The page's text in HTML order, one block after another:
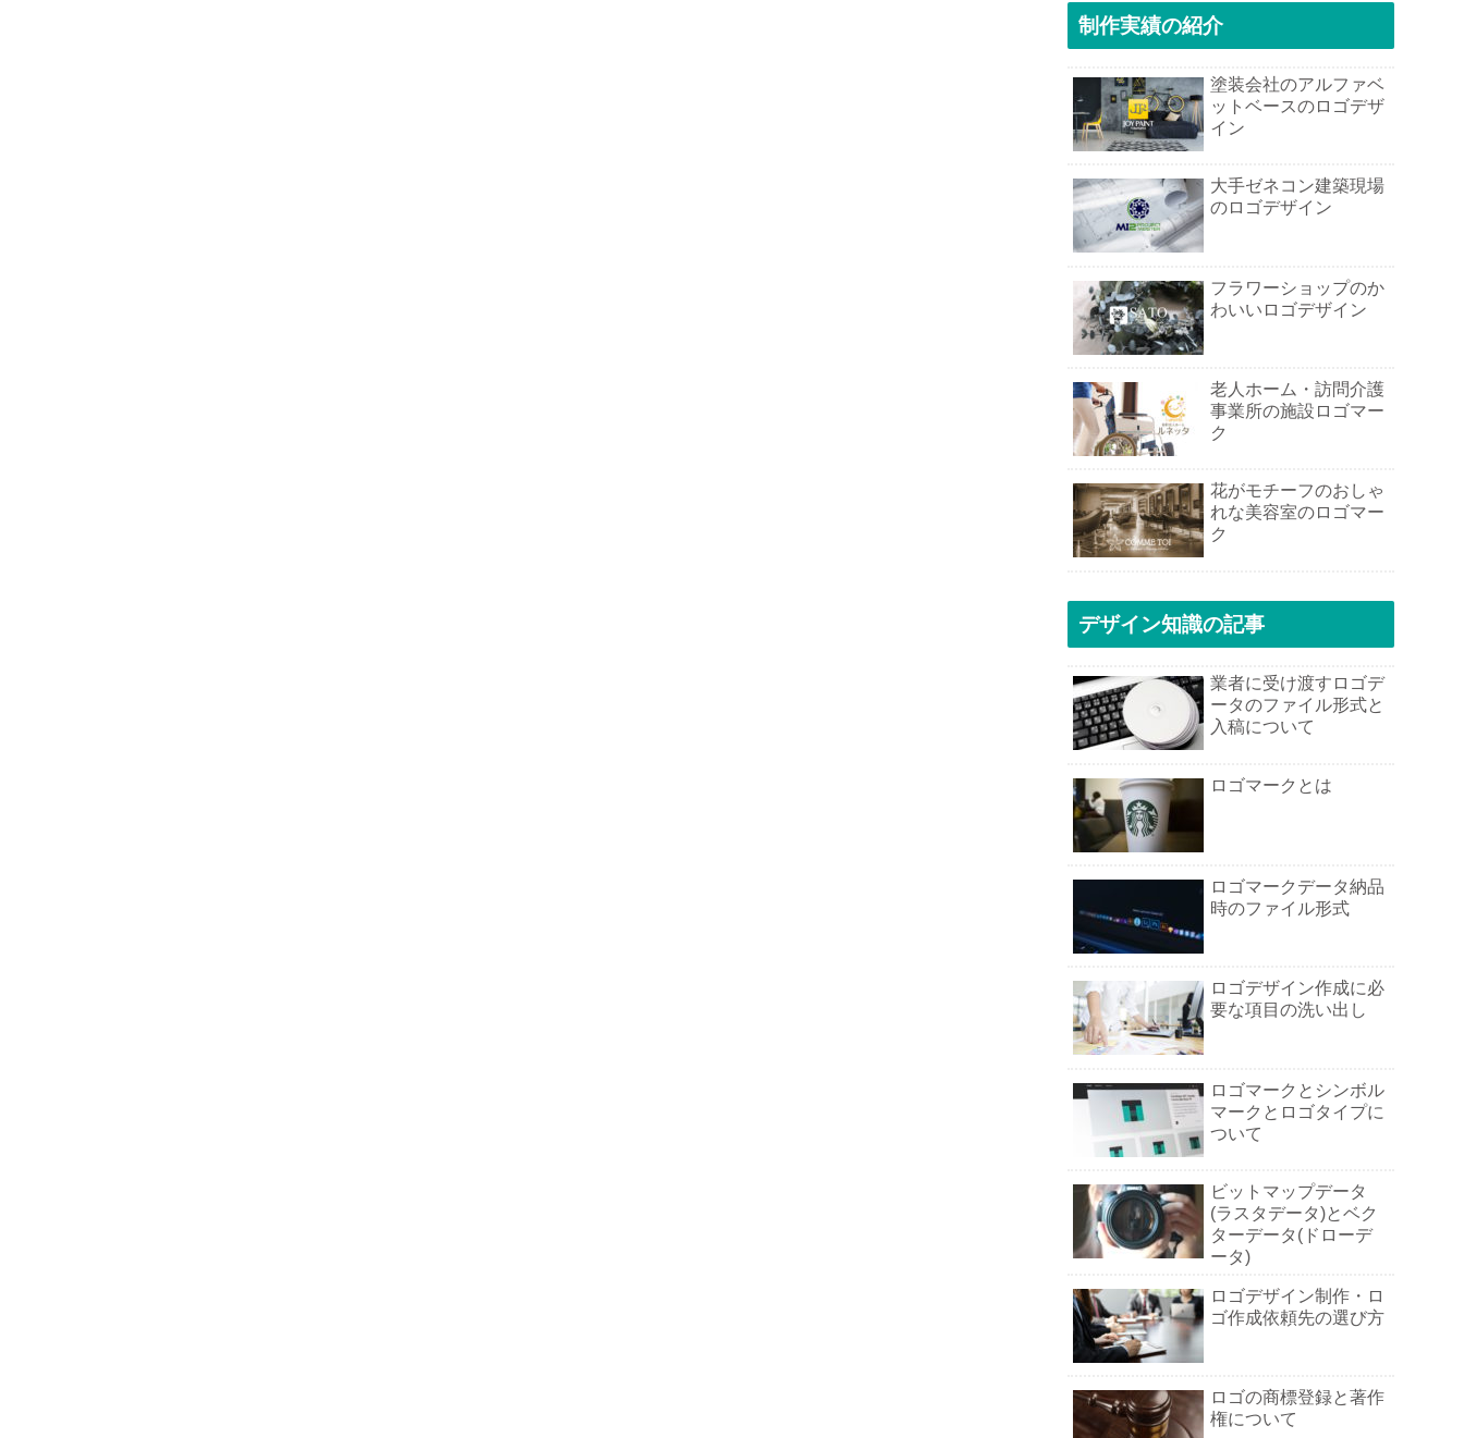
制作実績の紹介
塗装会社のアルファベ
ットベースのロゴデザ
イン
大手ゼネコン建築現場
のロゴデザイン
フラワーショップのか
わいいロゴデザイン
老人ホーム・訪問介護
事業所の施設ロゴマー
ク
花がモチーフのおしゃ
れな美容室のロゴマー
ク
デザイン知識の記事
業者に受け渡すロゴデ
ータのファイル形式と
入稿について
ロゴマークとは
ロゴマークデータ納品
時のファイル形式
ロゴデザイン作成に必
要な項目の洗い出し
ロゴマークとシンボル
マークとロゴタイプに
ついて
ビットマップデータ
(ラスタデータ)とベク
ターデータ(ドローデ
ータ)
ロゴデザイン制作・ロ
ゴ作成依頼先の選び方
ロゴの商標登録と著作
権について